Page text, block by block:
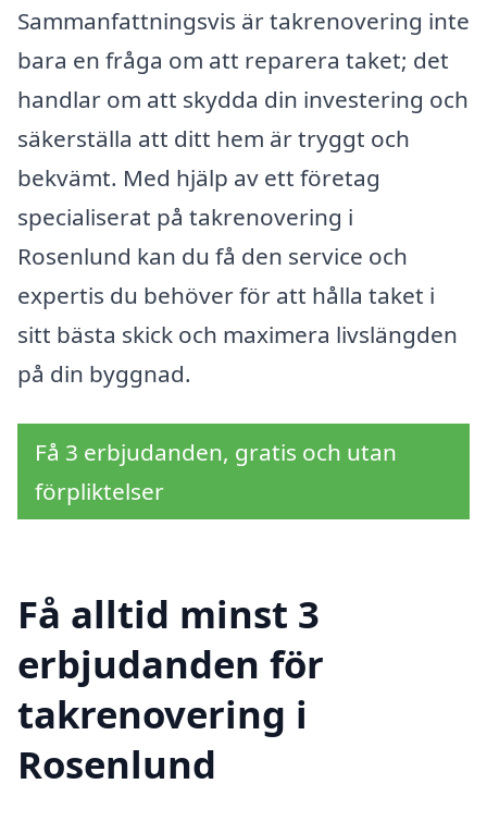
Sammanfattningsvis är takrenovering inte
bara en fråga om att reparera taket; det
handlar om att skydda din investering och
säkerställa att ditt hem är tryggt och
bekvämt. Med hjälp av ett företag
specialiserat på takrenovering i
Rosenlund kan du få den service och
expertis du behöver för att hålla taket i
sitt bästa skick och maximera livslängden
på din byggnad.
Få 3 erbjudanden, gratis och utan
förpliktelser
Få alltid minst 3
erbjudanden för
takrenovering i
Rosenlund